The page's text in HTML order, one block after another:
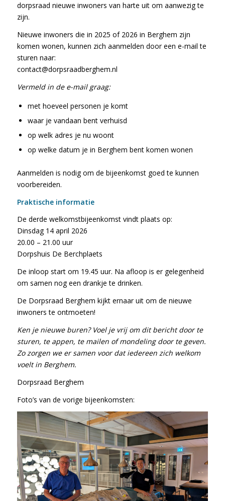
dorpsraad nieuwe inwoners van harte uit om aanwezig te
zijn.
Nieuwe inwoners die in 2025 of 2026 in Berghem zijn
komen wonen, kunnen zich aanmelden door een e-mail te
sturen naar:
contact@dorpsraadberghem.nl
Vermeld in de e-mail graag:
met hoeveel personen je komt
waar je vandaan bent verhuisd
op welk adres je nu woont
op welke datum je in Berghem bent komen wonen
Aanmelden is nodig om de bijeenkomst goed te kunnen
voorbereiden.
Praktische informatie
De derde welkomstbijeenkomst vindt plaats op:
Dinsdag 14 april 2026
20.00 – 21.00 uur
Dorpshuis De Berchplaets
De inloop start om 19.45 uur. Na afloop is er gelegenheid
om samen nog een drankje te drinken.
De Dorpsraad Berghem kijkt ernaar uit om de nieuwe
inwoners te ontmoeten!
Ken je nieuwe buren? Voel je vrij om dit bericht door te
sturen, te appen, te mailen of mondeling door te geven.
Zo zorgen we er samen voor dat iedereen zich welkom
voelt in Berghem.
Dorpsraad Berghem
Foto’s van de vorige bijeenkomsten: